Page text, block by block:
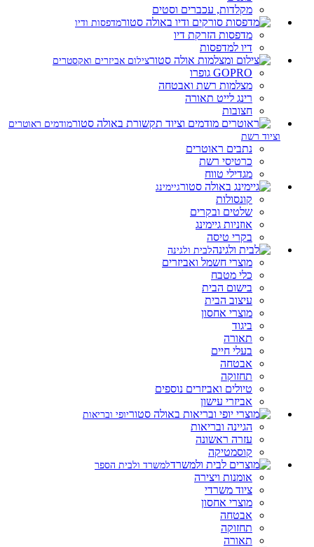
מקלדות, עכברים וסטים
מדפסות ודיו
מדפסות הזרקת דיו
דיו למדפסות
צילום אביזרים ואקסטרים
GOPRO גופרו
מצלמות רשת ואבטחה
רינג לייט תאורה
חצובות
מודמים ראוטרים
וציוד רשת
נתבים ראוטרים
כרטיסי רשת
מגדילי טווח
גיימינג
קונסולות
שלטים ובקרים
אוזניות גיימינג
בקרי טיסה
לבית ולגינה
מוצרי חשמל ואביזרים
כלי מטבח
בישום הבית
עיצוב הבית
מוצרי אחסון
ביגוד
תאורה
בעלי חיים
אבטחה
תחזוקה
טיולים ואביזרים נוספים
אביזרי עישון
יופי ובריאות
הגיינה ובריאות
עזרה ראשונה
קוסמטיקה
למשרד ולבית הספר
אומנות ויצירה
ציוד משרדי
מוצרי אחסון
אבטחה
תחזוקה
תאורה